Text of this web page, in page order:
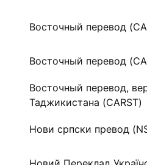
Восточный перевод
Восточный перевод
Восточный перевод,
Таджикистана (CARST)
Нови српски превод